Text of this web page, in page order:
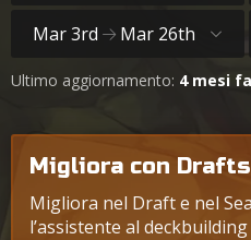
Mar 3rd Mar 26th
Ultimo aggiornamento: 4 mesi fa
Migliora con
Migliora nel Draft e nel
l’assistente al